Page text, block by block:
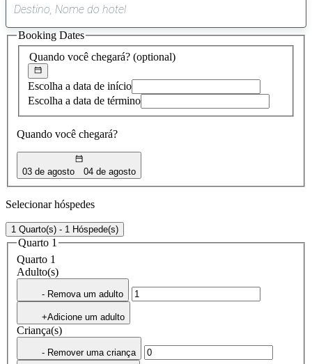
sugestão
encontrada
Quando você chegará? (optional)
Escolha a data de início
Escolha a data de término
Quando você chegará?
03 de agosto 04 de agosto
Booking Dates
Selecionar hóspedes
1 Quarto(s) - 1 Hóspede(s)
Quarto 1
Quarto 1
Adulto(s)
- Remova um adulto
+Adicione um adulto
Criança(s)
- Remover uma criança